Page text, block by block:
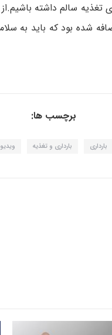
تغذیه سالم داشته
برچسب ها:
بارداری بارداری و تغذیه ویدیو